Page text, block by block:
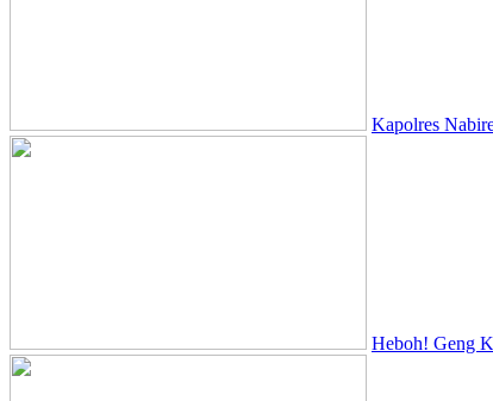
Kapolres
Heboh! Geng